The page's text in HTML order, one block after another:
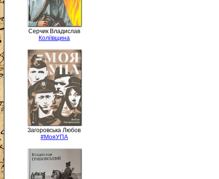
Серчик Владислав
Коліївщина
Загоровська Любов
#МояУПА